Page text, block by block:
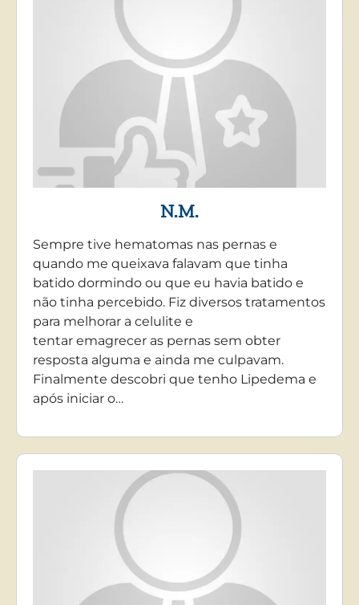
N.M.
Sempre tive hematomas nas pernas e
quando me queixava falavam que tinha
batido dormindo ou que eu havia batido e
não tinha percebido. Fiz diversos tratamentos
para melhorar a celulite e
tentar emagrecer as pernas sem obter
resposta alguma e ainda me culpavam.
Finalmente descobri que tenho Lipedema e
após iniciar o…